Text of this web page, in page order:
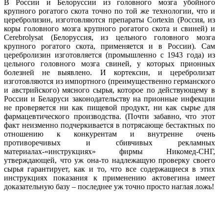
В России и Белоруссии из головного мозга убойного
крупного рогатого скота точно по той же технологии, что и
церебролизин, изготовляются препараты Cortexin (Россия, из
коры головного мозга крупного рогатого скота и свиней) и
Cerebrolysat (Белоруссия, из цельного головного мозга
крупного рогатого скота, применяется и в России). Сам
церебролизин изготовляется (промышленно с 1943 года) из
цельного головного мозга свиней, у которых прионных
болезней не выявлено. И кортексин, и церебролизат
изготовляются из импортного (преимущественно германского
и австрийского) мясного сырья, которое по действующему в
России и Беларуси законодательству на прионные инфекции
не проверяется ни как пищевой продукт, ни как сырье для
фармацевтического производства. (Почти забавно, что этот
факт неизменно подчеркивается в потрясающе бестактных по
отношению к конкурентам и внутренне очень
противоречивых и сбивчивых рекламных
материалах-«инструкциях» фирмы Никомед-СНГ,
утверждающей, что уж она-то надлежащую проверку своего
сырья гарантирует, как и то, что все содержащиеся в этих
инструкциях показания к применению актовегина имеет
доказательную базу – последнее уж точно просто наглая ложь!